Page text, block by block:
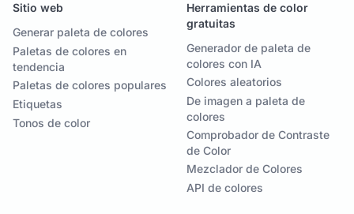
Sitio web
Generar paleta de colores
Paletas de colores en
tendencia
Paletas de colores populares
Etiquetas
Tonos de color
Herramientas de color
gratuitas
Generador de paleta de
colores con IA
Colores aleatorios
De imagen a paleta de
colores
Comprobador de Contraste
de Color
Mezclador de Colores
API de colores